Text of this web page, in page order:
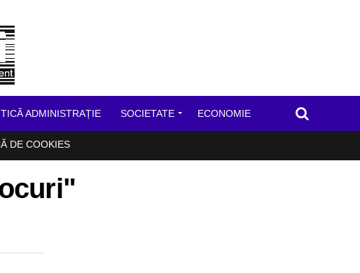
ADMINISTRAȚIE SOCIETATE ECONOMIE
DE COOKIES